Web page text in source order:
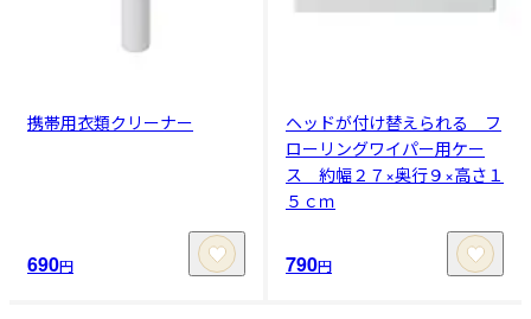
携帯用衣類クリーナー
690円
ヘッドが付け替えられる フ
ローリングワイパー用ケー
ス 約幅２７×奥行９×高さ１
５ｃｍ
790円